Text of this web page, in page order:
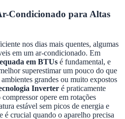
Condicionado para Altas
nos dias mais quentes, algumas
em um ar-condicionado. Em
em BTUs é fundamental, e
superestimar um pouco do que
grandes ou muito expostos
Inverter é praticamente
opere em rotações
estável sem picos de energia e
é crucial quando o aparelho precisa